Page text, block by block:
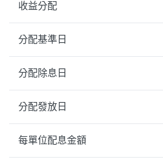
收益分配
分配基準日
分配除息日
分配發放日
每單位配息金額